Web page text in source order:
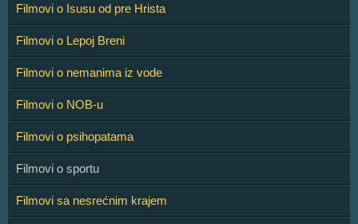
Filmovi o Isusu od pre Hrista
Filmovi o Lepoj Breni
Filmovi o nemanima iz vode
Filmovi o NOB-u
Filmovi o psihopatama
Filmovi o sportu
Filmovi sa nesrećnim krajem